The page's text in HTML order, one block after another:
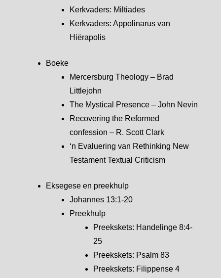
Kerkvaders: Miltiades
Kerkvaders: Appolinarus van
Hiërapolis
Boeke
Mercersburg Theology – Brad
Littlejohn
The Mystical Presence – John Nevin
Recovering the Reformed
confession – R. Scott Clark
‘n Evaluering van Rethinking New
Testament Textual Criticism
Eksegese en preekhulp
Johannes 13:1-20
Preekhulp
Preekskets: Handelinge 8:4-
25
Preekskets: Psalm 83
Preekskets: Filippense 4